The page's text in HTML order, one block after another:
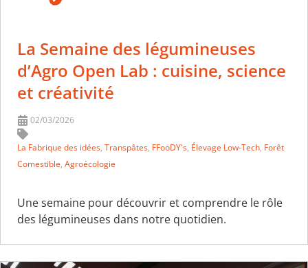
La Semaine des légumineuses
d’Agro Open Lab : cuisine, science
et créativité
02/03/2026
La Fabrique des idées, Transpâtes, FFooDY's, Élevage Low-Tech, Forêt
Comestible, Agroécologie
Une semaine pour découvrir et comprendre le rôle
des légumineuses dans notre quotidien.